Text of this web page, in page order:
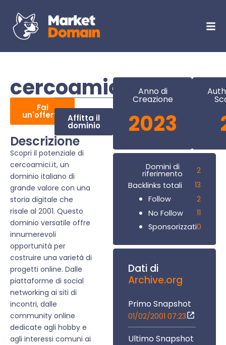
cercoamici.it
Fai
un'offerta Affitta il
dominio
Descrizione
Scopri il potenziale di
cercoamici.it, un
dominio italiano di
grande valore con una
storia digitale che
risale al 2001. Questo
dominio versatile offre
innumerevoli
opportunità per
costruire una varietà di
progetti online. Dalle
piattaforme di social
networking ai siti di
incontri, dalle
community online
dedicate agli hobby e
agli interessi comuni ai
Anno di
Creazione
2023
Domini di
riferimento
2
Backlinks totali
13
Follow
2
No Follow
11
Sponsorizzati0
Dati di
Archive.org
Primo Snapshot
01/02/2001 07:23
Ultimo Snapshot